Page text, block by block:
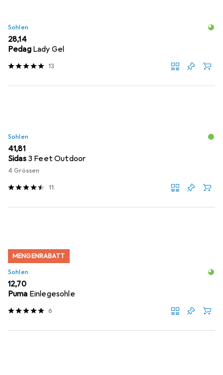
Sohlen
EUR
28,14
Pedag Lady Gel
13
Sohlen
EUR
41,81
Sidas 3 Feet Outdoor
4 Grössen
11
MENGENRABATT
Sohlen
EUR
12,70
Puma Einlegesohle
6